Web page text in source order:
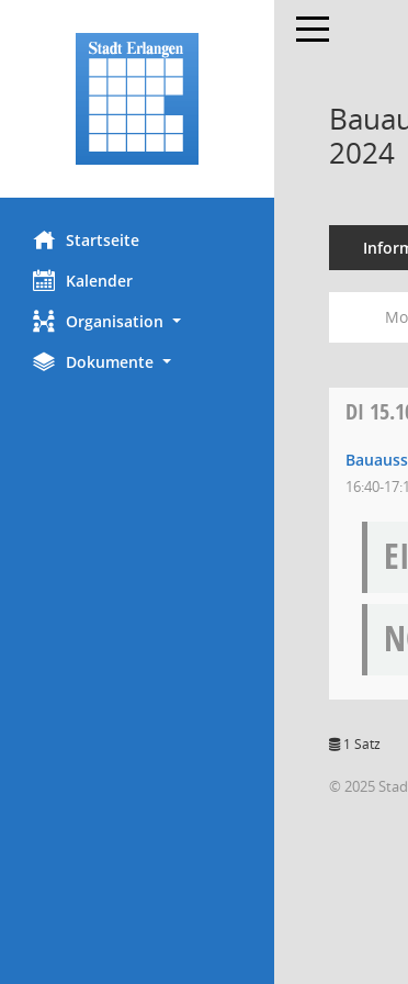
Startseite
Kalender
Organisation
Dokumente
Toggle
2024
DI
16:40-
EI
1 Satz
© 2025